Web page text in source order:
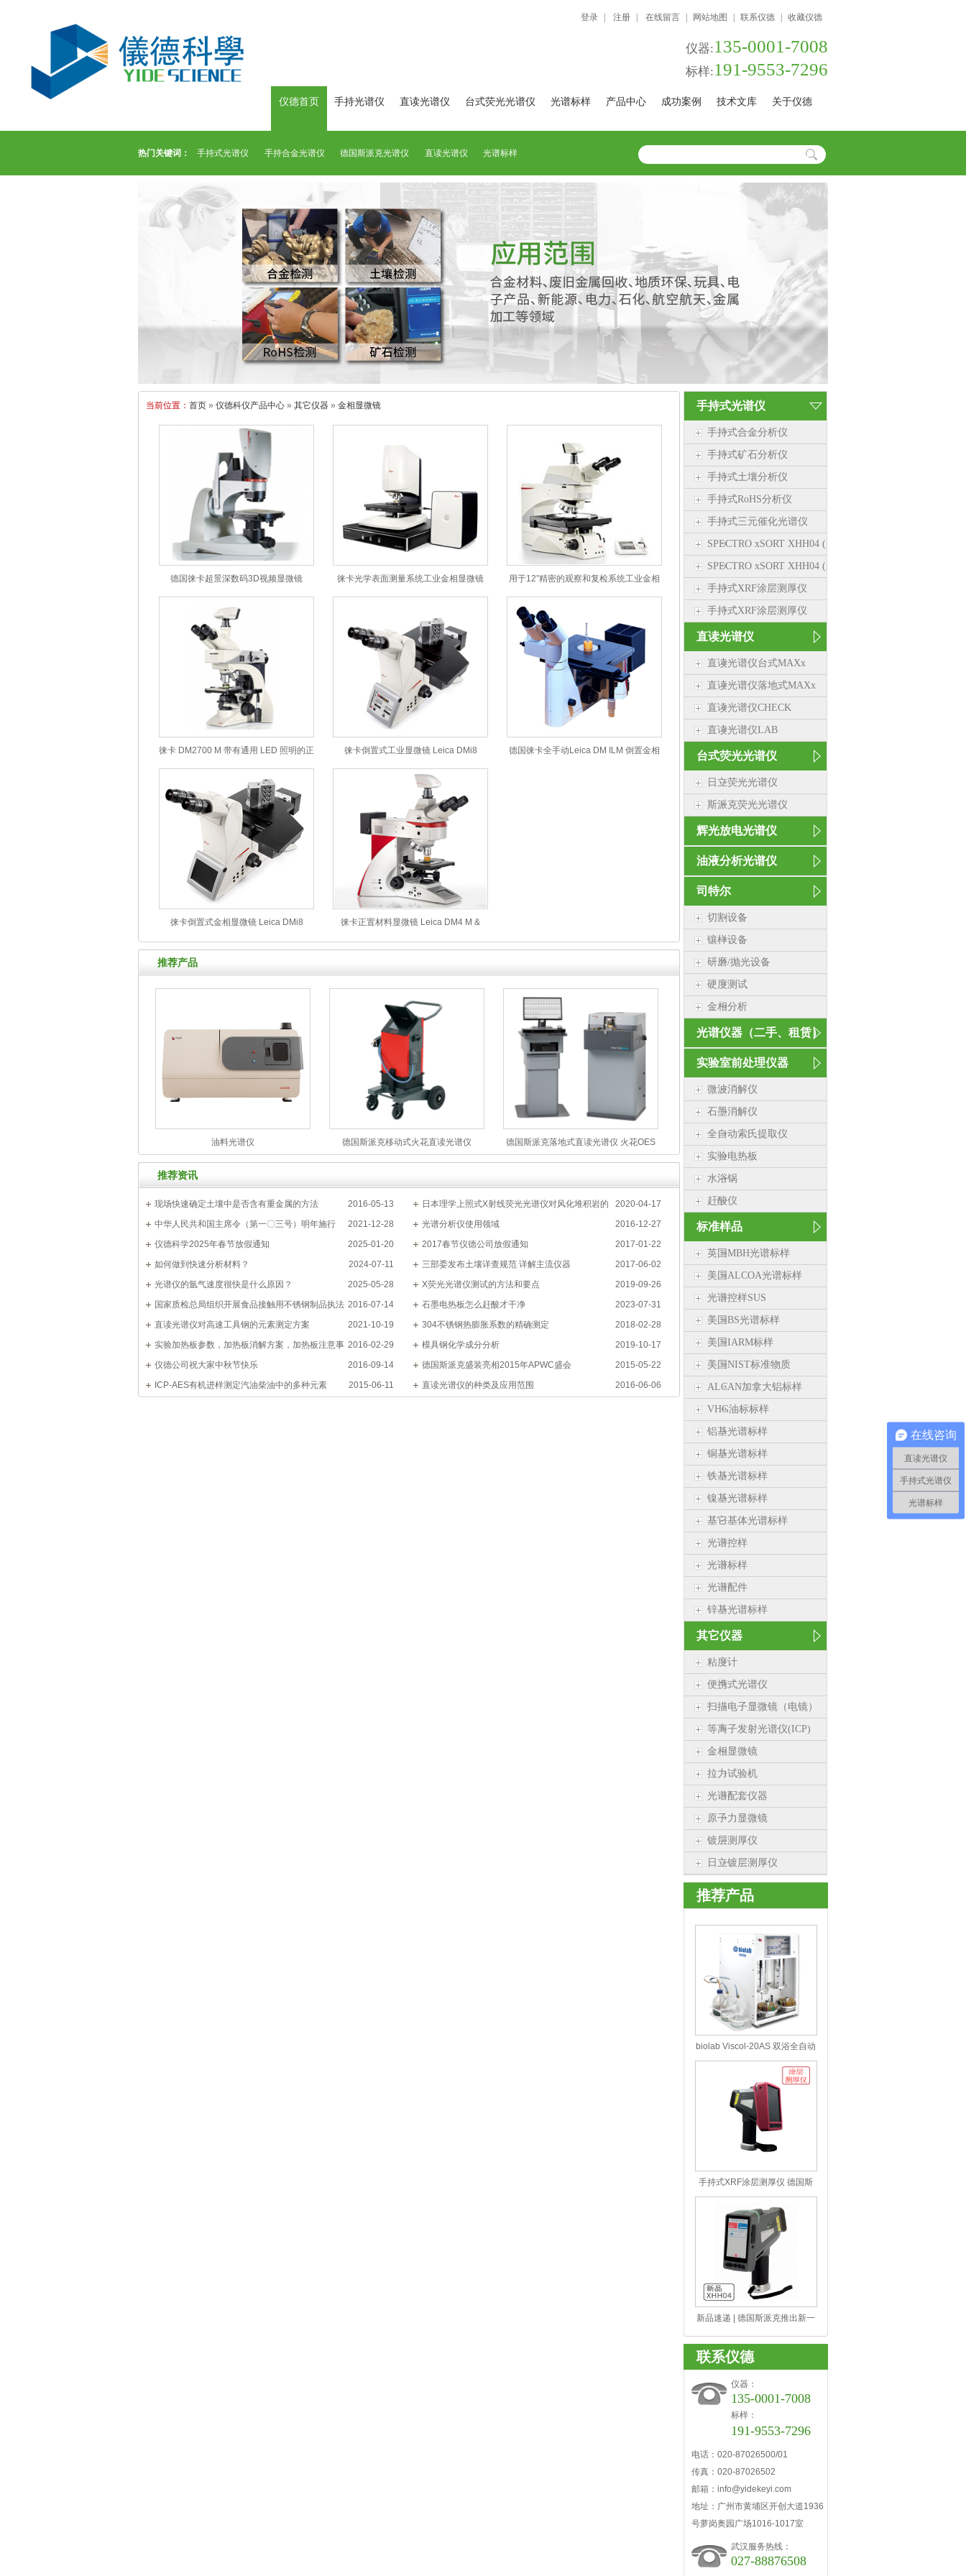
登录 注册 在线留言 网站地图 联系仪德 收藏仪德
仪器:135-0001-7008
标样:191-9553-7296
仪德首页 手持光谱仪 直读光谱仪 台式荧光光谱仪 光谱标样 产品中心 成功案例 技术文库 关于仪德
热门关键词： 手持式光谱仪 手持合金光谱仪 德国斯派克光谱仪 直读光谱仪 光谱标样
当前位置： 首页 » 仪德科仪产品中心 » 其它仪器 » 金相显微镜
德国徕卡超景深数码3D视频显微镜
Leica DVM6
徕卡光学表面测量系统工业金相显微镜
Leica DCM8
用于12”精密的观察和复检系统工业金相
显微镜 Leica DM12000M徕卡
徕卡 DM2700 M 带有通用 LED 照明的正
置材料分析显微镜
徕卡倒置式工业显微镜 Leica DMi8 德国徕卡全手动Leica DM ILM 倒置金相
徕卡倒置式金相显微镜 Leica DMi8 徕卡正置材料显微镜 Leica DM4 M &
DM6 M
推荐产品
油料光谱仪 德国斯派克移动式火花直读光谱仪
SPECTRO PORT
德国斯派克落地式直读光谱仪 火花OES
金属分析仪 SPECTROMAXx
推荐资讯
2016-05-13
现场快速确定土壤中是否含有重金属的方法 2020-04-17
日本理学上照式X射线荧光光谱仪对风化堆积岩的
分析方法
2021-12-28
中华人民共和国主席令（第一〇三号）明年施行 2016-12-27
光谱分析仪使用领域
2025-01-20
仪德科学2025年春节放假通知 2017-01-22
2017春节仪德公司放假通知
2024-07-11
如何做到快速分析材料？ 2017-06-02
三部委发布土壤详查规范 详解主流仪器
2025-05-28
光谱仪的氩气速度很快是什么原因？ 2019-09-26
X荧光光谱仪测试的方法和要点
2016-07-14
国家质检总局组织开展食品接触用不锈钢制品执法
打假“质检利剑”行动及企业所需的分析仪器
2023-07-31
石墨电热板怎么赶酸才干净
2021-10-19
直读光谱仪对高速工具钢的元素测定方案 2018-02-28
304不锈钢热膨胀系数的精确测定
2016-02-29
实验加热板参数，加热板消解方案，加热板注意事
项
2019-10-17
模具钢化学成分分析
2016-09-14
仪德公司祝大家中秋节快乐 2015-05-22
德国斯派克盛装亮相2015年APWC盛会
2015-06-11
ICP-AES有机进样测定汽油柴油中的多种元素 2016-06-06
直读光谱仪的种类及应用范围
手持式光谱仪
手持式合金分析仪
手持式矿石分析仪
手持式土壤分析仪
手持式RoHS分析仪
手持式三元催化光谱仪
SPECTRO xSORT XHH04 (新品）
SPECTRO xSORT XHH04 (新品）
手持式XRF涂层测厚仪
手持式XRF涂层测厚仪
直读光谱仪
直读光谱仪台式MAXx
直读光谱仪落地式MAXx
直读光谱仪CHECK
直读光谱仪LAB
台式荧光光谱仪
日立荧光光谱仪
斯派克荧光光谱仪
辉光放电光谱仪
油液分析光谱仪
司特尔
切割设备
镶样设备
研磨/抛光设备
硬度测试
金相分析
光谱仪器（二手、租赁）
实验室前处理仪器
微波消解仪
石墨消解仪
全自动索氏提取仪
实验电热板
水浴锅
赶酸仪
标准样品
英国MBH光谱标样
美国ALCOA光谱标样
光谱控样SUS
美国BS光谱标样
美国IARM标样
美国NIST标准物质
ALCAN加拿大铝标样
VHG油标标样
铝基光谱标样
铜基光谱标样
铁基光谱标样
镍基光谱标样
基它基体光谱标样
光谱控样
光谱标样
光谱配件
锌基光谱标样
其它仪器
粘度计
便携式光谱仪
扫描电子显微镜（电镜）
等离子发射光谱仪(ICP)
金相显微镜
拉力试验机
光谱配套仪器
原子力显微镜
镀层测厚仪
日立镀层测厚仪
推荐产品
biolab Viscol-20AS 双浴全自动
运动粘度计
手持式XRF涂层测厚仪 德国斯
派克
新品速递 | 德国斯派克推出新一
光（ED-XRF）光谱仪
联系仪德
仪器：
135-0001-7008
标样：
191-9553-7296
电话：020-87026500/01
传真：020-87026502
邮箱：info@yidekeyi.com
地址：广州市黄埔区开创大道1936
号萝岗奥园广场1016-1017室
武汉服务热线：
027-88876508
在线咨询
直读光谱仪
手持式光谱仪
光谱标样